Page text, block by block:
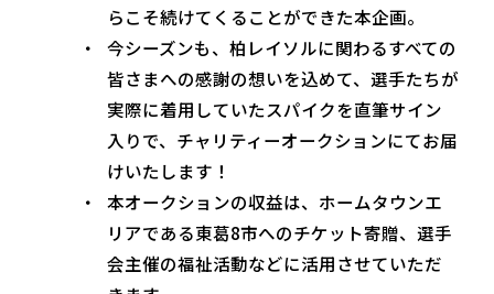
らこそ続けてくることができた本企画。
今シーズンも、柏レイソルに関わるすべての
皆さまへの感謝の想いを込めて、選手たちが
実際に着用していたスパイクを直筆サイン
入りで、チャリティーオークションにてお届
けいたします！
本オークションの収益は、ホームタウンエ
リアである東葛8市へのチケット寄贈、選手
会主催の福祉活動などに活用させていただ